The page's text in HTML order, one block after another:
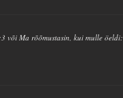
või Ma rõõmustasin, kui mulle öeldi: